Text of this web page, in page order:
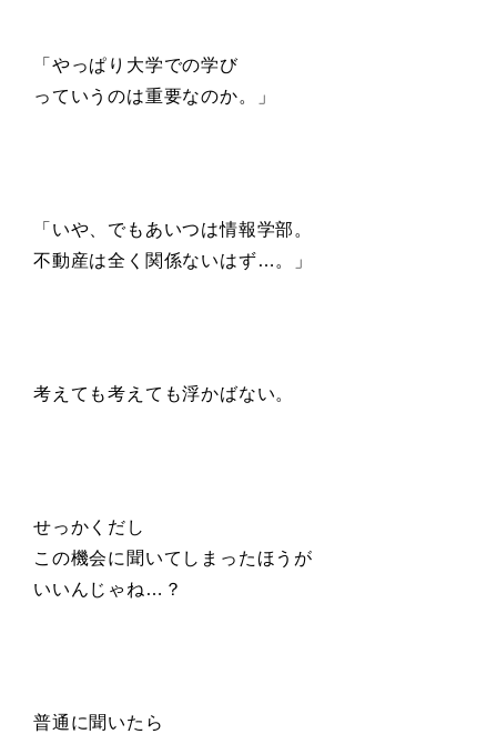
「やっぱり大学での学び
っていうのは重要なのか。」
「いや、でもあいつは情報学部。
不動産は全く関係ないはず…。」
考えても考えても浮かばない。
せっかくだし
この機会に聞いてしまったほうが
いいんじゃね…？
普通に聞いたら